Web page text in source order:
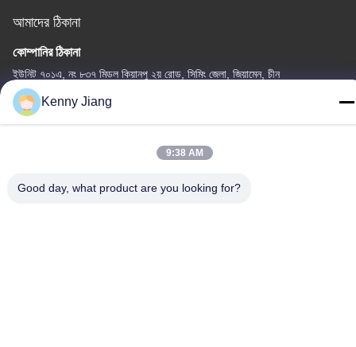
আমাদের ঠিকানা
কোম্পানির ঠিকানা
ইউনিট ৭০১এ, নং ৮৩৭ মিডল কিয়ানপু ২য় রোড, সিমিং জেলা, জিয়ামেন, চীন
কারখানার ঠিকানা
নং ৭২, ইয়ংজুন রোড, উফেন গ্রাম, চংউউ টাউন, কোয়ানঝু, ফুজিয়ান, চীন
Kenny Jiang
9:38 AM
Good day, what product are you looking for?